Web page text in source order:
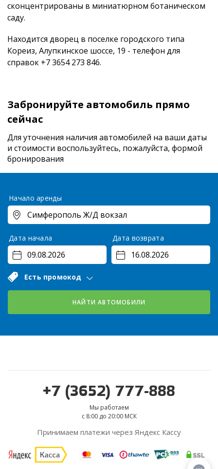
сконцентрированы в миниатюрном ботаническом
саду.
Находится дворец в поселке городского типа
Кореиз, Алупкинское шоссе, 19 - телефон для
справок +7 3654 273 846.
Забронируйте автомобиль прямо
сейчас
Для уточнения наличия автомобилей на ваши даты
и стоимости воспользуйтесь, пожалуйста, формой
бронирования
Начало аренды
Дата начала Дата возврата
Есть промокод
НАЙТИ АВТОМОБИЛИ
+7 (3652) 777-888
Мы работаем
с 8:00 до 20:00 МСК
Принимаем платежи через Яндекс Кассу